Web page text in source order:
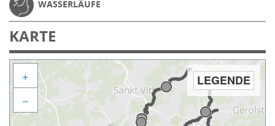
WASSERLÄUFE
KARTE
LEGENDE
+
−